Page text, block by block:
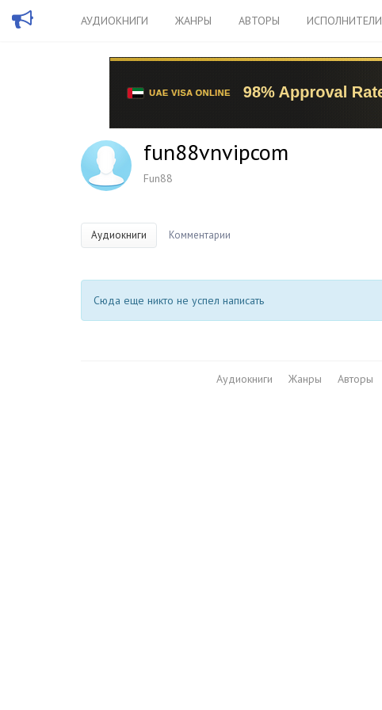
АУДИОКНИГИ ЖАНРЫ АВТОРЫ ИСПОЛНИТЕЛИ
fun88vnvipcom
Fun88
Аудиокниги Комментарии
Сюда еще никто не успел написать
Аудиокниги Жанры Авторы